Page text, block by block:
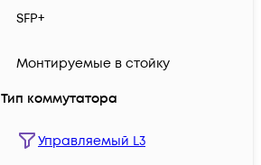
SFP+
Монтируемые в стойку
Тип коммутатора
Управляемый L3